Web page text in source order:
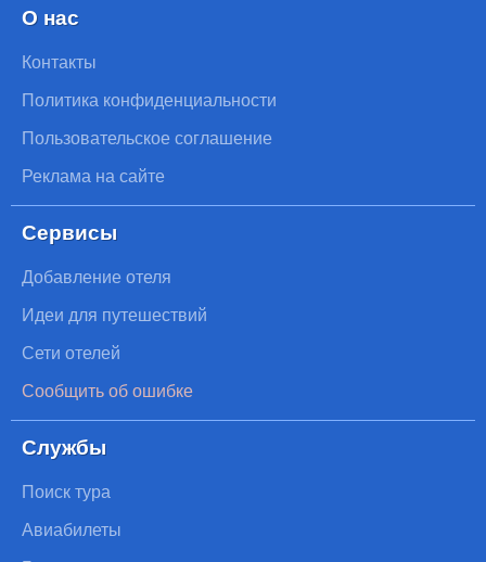
О нас
Контакты
Политика конфиденциальности
Пользовательское соглашение
Реклама на сайте
Сервисы
Добавление отеля
Идеи для путешествий
Сети отелей
Сообщить об ошибке
Службы
Поиск тура
Авиабилеты